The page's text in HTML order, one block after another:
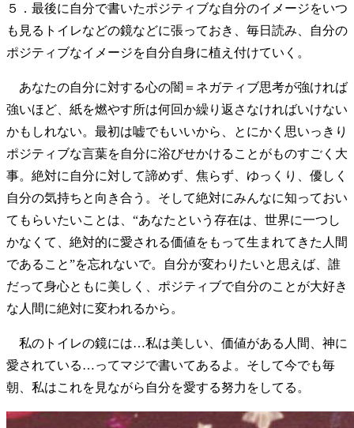
５．最後に自分で書いたポジティブな自分のイメージをいつ
も見るトイレなどの鏡などに張っておき、毎日読み、自分の
ポジティブなイメージを自分自身に植え付けていく。
あなたの自分に対する心の闇＝ネガティブ思考が強ければ
強いほど、紙を燃やす所は何回か繰り返さなければいけない
かもしれない。最初は嘘でもいいから、とにかく思いっきり
ポジティブな言葉を自分に浴びせかけることがものすごく大
事。絶対に自分に対して諦めず、焦らず、ゆっくり、優しく
自分の気持ちと向き合う。そして絶対にみんなに知っておい
てもらいたいことは、“あなたという存在は、世界に一つし
かなくて、絶対的に愛される価値をもって生まれてきた人間
であること”を忘れないで。自分が変わりたいと思えば、誰
だって身心ともに美しく、ポジティブで自分のことが大好き
な人間に絶対に変われるから。
私のトイレの鏡には…私は美しい、価値がある人間、神に
愛されている…ってマジで書いてあるよ。そして今でも毎
朝、私はこれを見ながら自分を愛する努力をしてる。